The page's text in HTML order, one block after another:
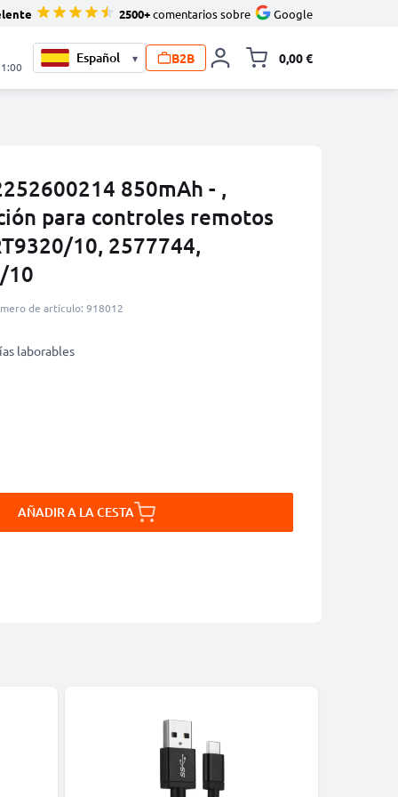
2500+comentarios sobre Google
▾ B2B 0,00 €
850mAh - ,
para controles remotos
10, 2577744,
10
de artículo: 918012
laborables
AÑADIR A LA CESTA